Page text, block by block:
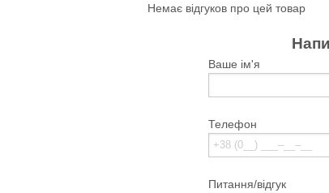
Немає відгуков про цей товар
Ваше ім'я
Телефон
Питання/відгук